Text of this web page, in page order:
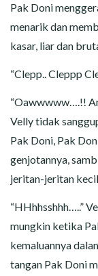
Pak Doni
menarik dan
kasar, liar dan
“Clepp.. Cleppp
“Oawwwww….!!
Velly tidak
Pak Doni, Pak
genjotannya,
jeritan-jeritan
“HHhhsshhh…..”
mungkin ketika
kemaluannya
tangan Pak Doni